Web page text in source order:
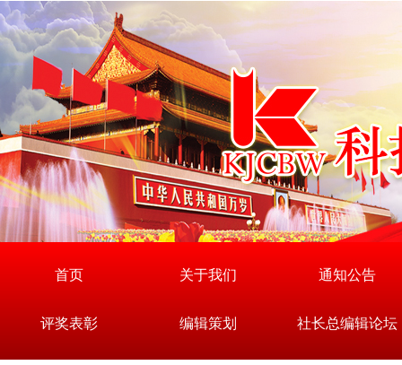
首页 关于我们 通知公告
评奖表彰 编辑策划 社长总编辑论坛